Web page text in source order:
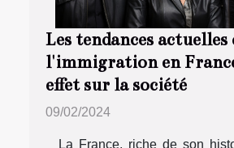
Les tendances actuelles
l'immigration en
effet sur la société
09/02/2024
La France, riche de son